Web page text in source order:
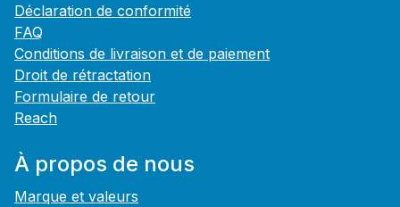
Déclaration de conformité
FAQ
Conditions de livraison et de paiement
Droit de rétractation
Formulaire de retour
Reach
À propos de nous
Marque et valeurs